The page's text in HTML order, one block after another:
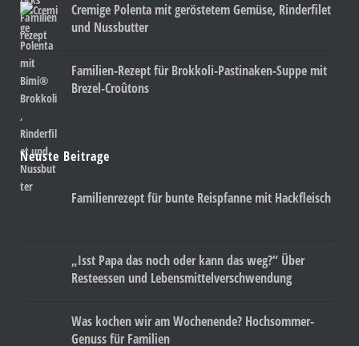
Cremige Polenta mit geröstetem Gemüse, Rinderfilet
und Nussbutter
Familien-Rezept für Brokkoli-Pastinaken-Suppe mit
Brezel-Croûtons
Neuste Beitrage
Familienrezept für bunte Reispfanne mit Hackfleisch
„Isst Papa das noch oder kann das weg?“ Über
Resteessen und Lebensmittelverschwendung
Was kochen wir am Wochenende? Hochsommer-
Genuss für Familien